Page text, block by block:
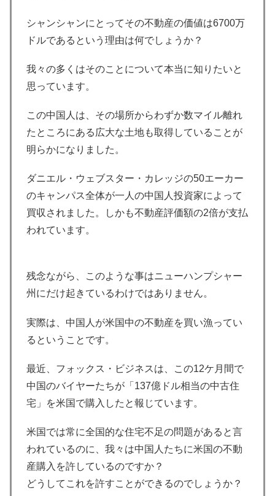
シャンシャンにとってその不動産の価値は6700万
ドルであるという理由は何でしょうか？
我々の多くはそのことについて本当に知りたいと
思っています。
この中国人は、その場所からわずか数マイル離れ
たところにある広大な土地も取得していることが
明らかになりました。
ダニエル・ウェブスター・カレッジの50エーカー
のキャンパス全体が一人の中国人投資家によって
買収されました。しかも不動産評価額の2倍が支払
われています。
残念ながら、このような事はニューハンプシャー
州にだけ起きているわけではありません。
実際は、中国人が米国中の不動産を買い漁ってい
るということです。
最近、フォックス・ビジネスは、この12ケ月間で
中国のバイヤーたちが「137億ドル相当の中古住
宅」を米国で購入したと報じています。
米国では常に全国的な住宅不足の問題があると言
われているのに、我々は中国人たちに米国の不動
産購入を許しているのですか？
どうしてこれを許すことができるのでしょうか？